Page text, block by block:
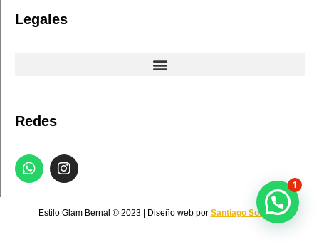
Legales
Redes
W
h
I
n
a
Estilo Glam Bernal © 2023 | Diseño web por Santiago Sobrero
1